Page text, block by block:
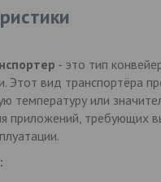
- это тип
Этот вид транспортёра
температуру или
приложений, требующих